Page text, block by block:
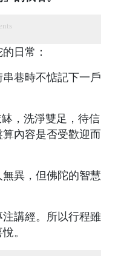
日常：
巷時不惦記下一戶
，洗淨雙足，待信
內容是否受歡迎而
異，但佛陀的智慧
講經。所以行程雖
。